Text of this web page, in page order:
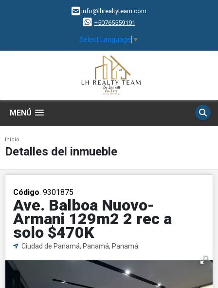
info@lhrealtyteam.com
+50765559191
Select Language ▼
MENÚ
Inicio
Detalles del inmueble
Código. 9301875
Ave. Balboa Nuovo-
Armani 129m2 2 rec a
solo $470K
Ciudad de Panamá, Panamá, Panamá